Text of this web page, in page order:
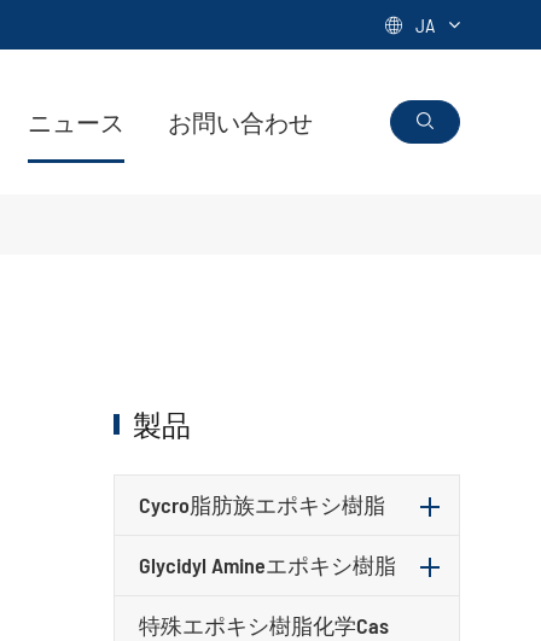
 JA
ニュース お問い合わせ 
製品
Cycro脂肪族エポキシ樹脂
Glycidyl Amineエポキシ樹脂
特殊エポキシ樹脂化学Cas